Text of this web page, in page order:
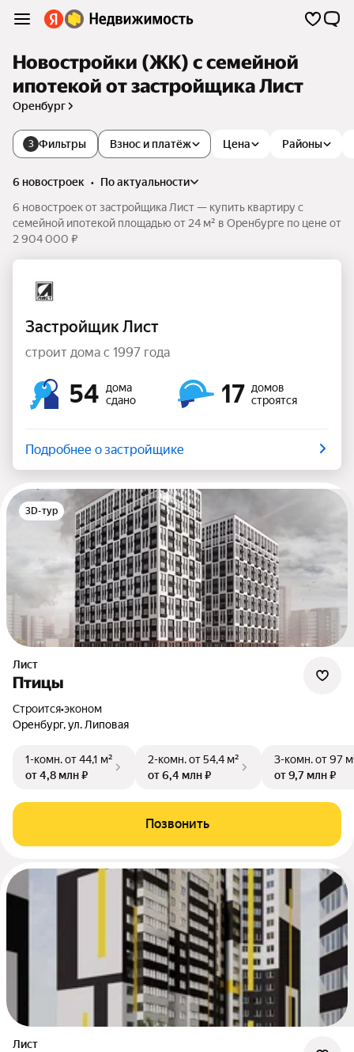
Новостройки (ЖК) с семейной
ипотекой от застройщика Лист
Оренбург
3 Фильтры Цена
Взнос и платёж Районы
6 новостроек •
по актуальности
6 новостроек от застройщика Лист — купить квартиру с
семейной ипотекой площадью от 24 м² в Оренбурге по цене от
2 904 000 ₽
Застройщик Лист
строит дома с 1997 года
54
дома
сдано
17 домов
строятся
Подробнее о застройщике
3D-тур
Лист
Птицы
Строится•эконом
Оренбург, ул. Липовая
1-комн.от 44,1 м²
от 4,8 млн ₽
2-комн.от 54,4 м²
от 6,4 млн ₽
3-комн.от 97
от 9,7 млн ₽
Позвонить
Лист